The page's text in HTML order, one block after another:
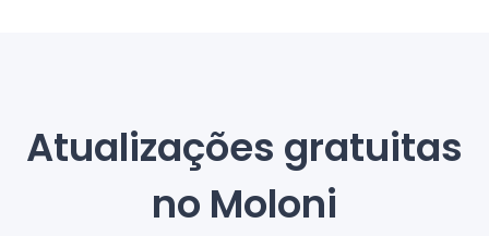
Atualizações gratuitas
no Moloni